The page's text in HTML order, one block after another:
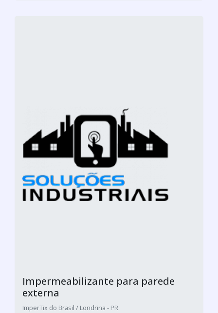
Impermeabilizante para parede
externa
ImperTix do Brasil / Londrina - PR